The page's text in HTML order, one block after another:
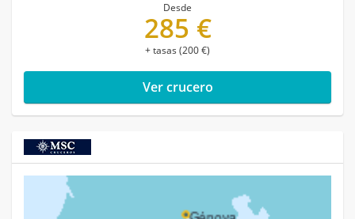
Desde
285 €
+ tasas (200 €)
Ver crucero